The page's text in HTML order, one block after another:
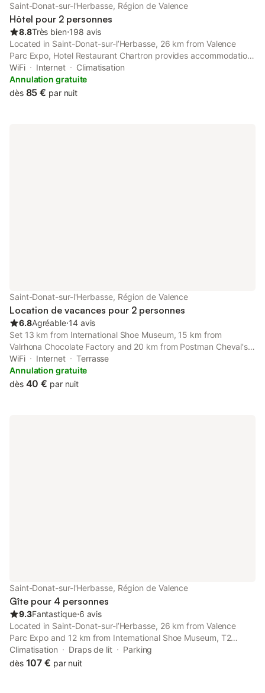
Saint-Donat-sur-l'Herbasse, Région de Valence
Hôtel pour 2 personnes
8.8Très bien⋅198 avis
Located in Saint-Donat-sur-lʼHerbasse, 26 km from Valence
Parc Expo, Hotel Restaurant Chartron provides accommodation
with a garden, free private parking, a shared lounge and a
terrace.
WiFi Internet
Climatisation
Annulation gratuite
dès 85 € par nuit
Saint-Donat-sur-l'Herbasse, Région de Valence
Location de vacances pour 2 personnes
6.8Agréable⋅14 avis
Set 13 km from International Shoe Museum, 15 km from
Valrhona Chocolate Factory and 20 km from Postman Cheval's
Ideal Palace, Chez Cathy features accommodation situated in
Saint-Donat-sur-lʼHerbasse.
WiFi Internet
Terrasse
Annulation gratuite
dès 40 € par nuit
Saint-Donat-sur-l'Herbasse, Région de Valence
Gîte pour 4 personnes
9.3Fantastique⋅6 avis
Located in Saint-Donat-sur-lʼHerbasse, 26 km from Valence
Parc Expo and 12 km from International Shoe Museum, T2
climatisé 40 m 2, non fumeur, borne électrique sur parking les
animaux ne sont pas acceptés offers air conditioning.
Climatisation Draps de lit
Parking
dès 107 € par nuit